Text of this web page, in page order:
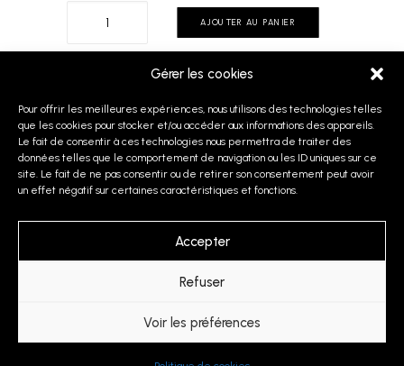
Gérer les cookies
Pour offrir les meilleures expériences, nous utilisons des technologies telles
que les cookies pour stocker et/ou accéder aux informations des appareils.
Le fait de consentir à ces technologies nous permettra de traiter des
données telles que le comportement de navigation ou les ID uniques sur ce
site. Le fait de ne pas consentir ou de retirer son consentement peut avoir
un effet négatif sur certaines caractéristiques et fonctions.
Accepter
Refuser
Voir les préférences
Monte
AJOUTER AU PANIER
SUIVANT
Politique de confidentialité
Conditions générales de vente